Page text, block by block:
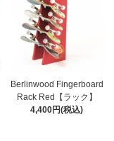
Berlinwood Fingerboard
Rack Red【ラック】
4,400円(税込)